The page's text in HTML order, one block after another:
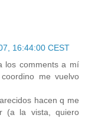
16:44:00 CEST
los comments a mí
me vuelvo
hacen q me
(a la vista, quiero